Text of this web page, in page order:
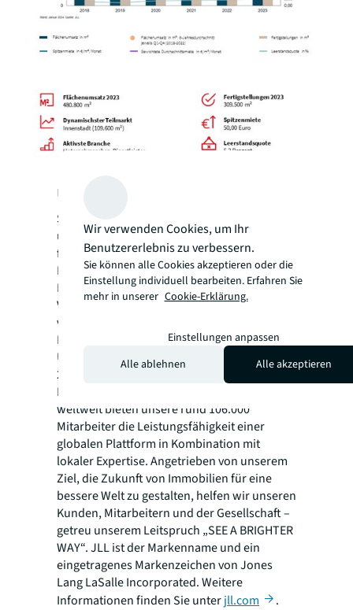
Über JLL
Seit mehr als 200 Jahren
unterstützt JLL (NYSE: JLL), ein weltweit
führendes Gewerbeimmobilien- und
Investmentmanagementunternehmen, seine
Kunden beim Kauf, Bau, der Nutzung,
Verwaltung und Investition in eine Vielzahl
von Gewerbe-, Industrie-, Hotel-, Wohn- und
Einzelhandelsimmobilien. Als Fortune-500®-
Unternehmen mit einem Jahresumsatz von
20,8 Milliarden US-Dollar und
Niederlassungen in mehr als 80 Ländern
weltweit bieten unsere rund 106.000
Mitarbeiter die Leistungsfähigkeit einer
globalen Plattform in Kombination mit
lokaler Expertise. Angetrieben von unserem
Ziel, die Zukunft von Immobilien für eine
bessere Welt zu gestalten, helfen wir unseren
Kunden, Mitarbeitern und der Gesellschaft –
getreu unserem Leitspruch „SEE A BRIGHTER
WAY“. JLL ist der Markenname und ein
eingetragenes Markenzeichen von Jones
Lang LaSalle Incorporated. Weitere
Informationen finden Sie unterjll.com .
Wir verwenden Cookies, um Ihr
Benutzererlebnis zu verbessern.
Sie können alle Cookies akzeptieren oder die
Einstellung individuell bearbeiten. Erfahren Sie
mehr in unserer Cookie-Erklärung.
Einstellungen anpassen
Alle ablehnen
Alle akzeptieren